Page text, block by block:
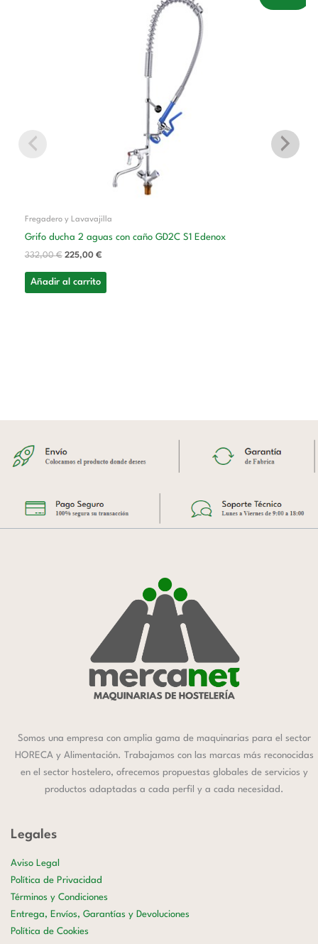
Fregadero y Lavavajilla
Grifo ducha 2 aguas con caño GD2C S1 Edenox
332,00€ 225,00 €
Añadir al carrito
Somos una empresa con amplia gama de maquinarias para el sector
HORECA y Alimentación. Trabajamos con las marcas más reconocidas
en el sector hostelero, ofrecemos propuestas globales de servicios y
productos adaptadas a cada perfil y a cada necesidad.
Legales
Aviso Legal
Política de Privacidad
Términos y Condiciones
Entrega, Envíos, Garantías y Devoluciones
Política de Cookies